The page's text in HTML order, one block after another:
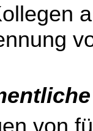
von